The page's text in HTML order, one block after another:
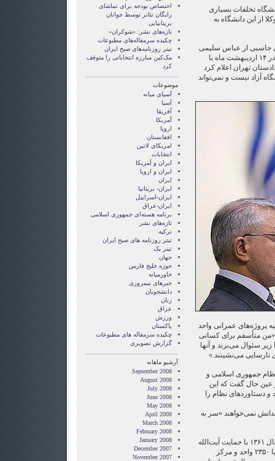
تخلفات بسیاری
از این دانشگاه به
جاسبی از عباس سلیمی
نمین شکایت کرد، اما آقای نمین در ۱۴ اردیبهشت ماه با
تهران اعلام کرد
آزاد نیست و نمی‌تواند
پروژه‌های عمرانی واحد
متأسفم برای کسانی
سئوال می‌برند و آنها
می‌نشینند.»
جمهوری اسلامی و
عین حال گفت که این
دستاوردهای نظام را
نمی‌خواهند «سر به
دانشگاه آزاد در اردیبهشت ماه سال ۱۳۶۱ با حمایت آیت‌الله
خمینی راه‌اندازی شد و هم‌اکنون با ۲۳۵۰ واحد و مرکز
اختصاص بودجه برای تماشای
رايگان تئاتر توسط جوانان
بریتانیایی
تازه‌های نشر: «شوکران»
چکیده سرمقاله‌های مطبوعات
تیتر روزنامه‌های صبح ایران
مک‌کین مبارزه انتخاباتی را متوقف
کرد
موضوعات
آسيای ميانه
آسیا
آفریقا
آمریکا
اروپا
افغانستان
امریکای لاتین
انتخابات
ايران و آمريکا
ايران و اروپا
ایران
ایران- بریتانیا
ایران-اسراییل
ایران-عراق
برنامه هسته‌ای جمهوری اسلامی
تازه‌های نشر
ترکیه
تیتر روزنامه های صبح ایران
تیتر یک
جهان
حوزه خلیج فارس
خاورمیانه
خبرهای نیمروزی
دانشجویان
زنان
عراق
ورزش
پاکستان
چکیده سرمقاله های مطبوعات
گزارش تصويری
آرشیو ماهانه
September 2008
August 2008
July 2008
June 2008
May 2008
April 2008
March 2008
February 2008
January 2008
December 2007
November 2007